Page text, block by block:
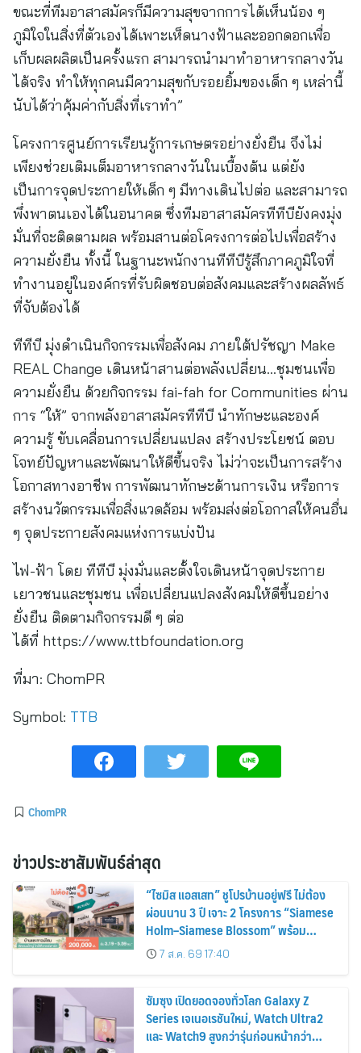
ขณะที่ทีมอาสาสมัครก็มีความสุขจากการได้เห็นน้อง ๆ
ภูมิใจในสิ่งที่ตัวเองได้เพาะเห็ดนางฟ้าและออกดอกเพื่อ
เก็บผลผลิตเป็นครั้งแรก สามารถนำมาทำอาหารกลางวัน
ได้จริง ทำให้ทุกคนมีความสุขกับรอยยิ้มของเด็ก ๆ เหล่านี้
นับได้ว่าคุ้มค่ากับสิ่งที่เราทำ”
โครงการศูนย์การเรียนรู้การเกษตรอย่างยั่งยืน จึงไม่
เพียงช่วยเติมเต็มอาหารกลางวันในเบื้องต้น แต่ยัง
เป็นการจุดประกายให้เด็ก ๆ มีทางเดินไปต่อ และสามารถ
พึ่งพาตนเองได้ในอนาคต ซึ่งทีมอาสาสมัครทีทีบียังคงมุ่ง
มั่นที่จะติดตามผล พร้อมสานต่อโครงการต่อไปเพื่อสร้าง
ความยั่งยืน ทั้งนี้ ในฐานะพนักงานทีทีบีรู้สึกภาคภูมิใจที่
ทำงานอยู่ในองค์กรที่รับผิดชอบต่อสังคมและสร้างผลลัพธ์
ที่จับต้องได้
ทีทีบี มุ่งดำเนินกิจกรรมเพื่อสังคม ภายใต้ปรัชญา Make
REAL Change เดินหน้าสานต่อพลังเปลี่ยน…ชุมชนเพื่อ
ความยั่งยืน ด้วยกิจกรรม fai-fah for Communities ผ่าน
การ “ให้” จากพลังอาสาสมัครทีทีบี นำทักษะและองค์
ความรู้ ขับเคลื่อนการเปลี่ยนแปลง สร้างประโยชน์ ตอบ
โจทย์ปัญหาและพัฒนาให้ดีขึ้นจริง ไม่ว่าจะเป็นการสร้าง
โอกาสทางอาชีพ การพัฒนาทักษะด้านการเงิน หรือการ
สร้างนวัตกรรมเพื่อสิ่งแวดล้อม พร้อมส่งต่อโอกาสให้คนอื่น
ๆ จุดประกายสังคมแห่งการแบ่งปัน
ไฟ-ฟ้า โดย ทีทีบี มุ่งมั่นและตั้งใจเดินหน้าจุดประกาย
เยาวชนและชุมชน เพื่อเปลี่ยนแปลงสังคมให้ดีขึ้นอย่าง
ยั่งยืน ติดตามกิจกรรมดี ๆ ต่อ
ได้ที่ https://www.ttbfoundation.org
ที่มา: ChomPR
Symbol: TTB
ChomPR
ข่าวประชาสัมพันธ์ล่าสุด
“ไซมิส แอสเสท” ชูโปรบ้านอยู่ฟรี ไม่ต้อง
ผ่อนนาน 3 ปี เจาะ 2 โครงการ “Siamese
Holm–Siamese Blossom” พร้อม
ส่วนลดและสิทธิพิเศษถึง 31 สิงหาคม
2569
7 ส.ค. 69 17:40
ซัมซุง เปิดยอดจองทั่วโลก Galaxy Z
Series เจเนอเรชันใหม่, Watch Ultra2
และ Watch9 สูงกว่ารุ่นก่อนหน้ากว่า